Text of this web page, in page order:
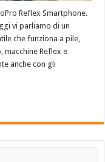
Reflex Smartphone.
vi parliamo di un
che funziona a pile,
Reflex e
anche con gli